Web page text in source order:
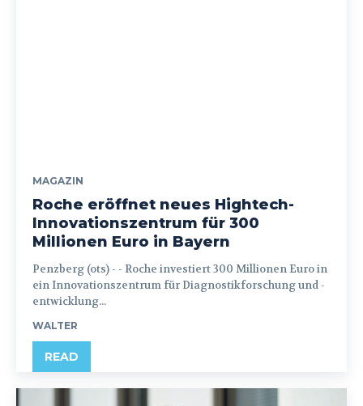
MAGAZIN
Roche eröffnet neues Hightech-
Innovationszentrum für 300
Millionen Euro in Bayern
Penzberg (ots) - - Roche investiert 300 Millionen Euro in
ein Innovationszentrum für Diagnostikforschung und -
entwicklung...
WALTER
READ